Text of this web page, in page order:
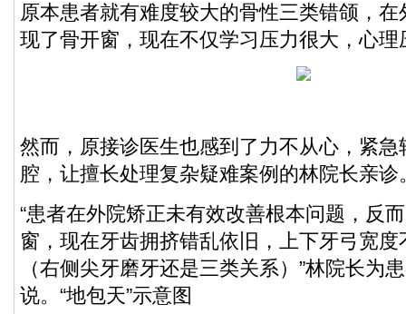
原本患者就有难度较大的骨性三类错颌，
现了骨开窗，现在不仅学习压力很大，心理
然而， 原接诊医生也感到了力不从心，紧
腔，让擅长处理复杂疑难案例的林院长亲诊
“患者在外院矫正未有效改善根本问题， 反
窗 ，现在牙齿拥挤错乱依旧，上下牙弓宽
（右侧尖牙磨牙还是三类关系）”林院长为
说。 “地包天”示意图